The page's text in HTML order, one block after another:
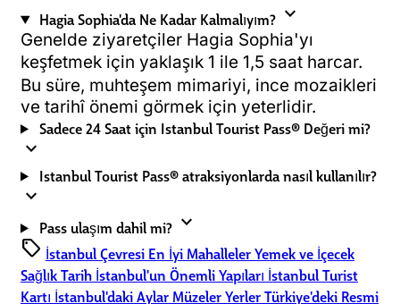
Hagia Sophia'da Ne Kadar Kalmalıyım? expand_more
Genelde ziyaretçiler Hagia Sophia'yı
keşfetmek için yaklaşık 1 ile 1,5 saat harcar.
Bu süre, muhteşem mimariyi, ince mozaikleri
ve tarihî önemi görmek için yeterlidir.
Sadece 24 Saat için Istanbul Tourist Pass® Değeri mi?
expand_more
Istanbul Tourist Pass® atraksiyonlarda nasıl kullanılır?
expand_more
Pass ulaşım dahil mi? expand_more
sell İstanbul Çevresi En İyi MahallelerYemek ve İçecek
SağlıkTarih İstanbul'un Önemli Yapıları İstanbul Turist
Kartı İstanbul'daki Aylar MüzelerYerlerTürkiye'deki Resmi